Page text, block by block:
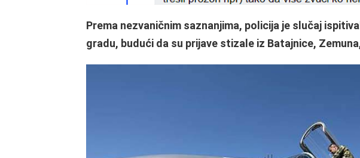
Prema nezvaničnim saznanjima, policija je slučaj
gradu, budući da su prijave stizale iz Batajnice,